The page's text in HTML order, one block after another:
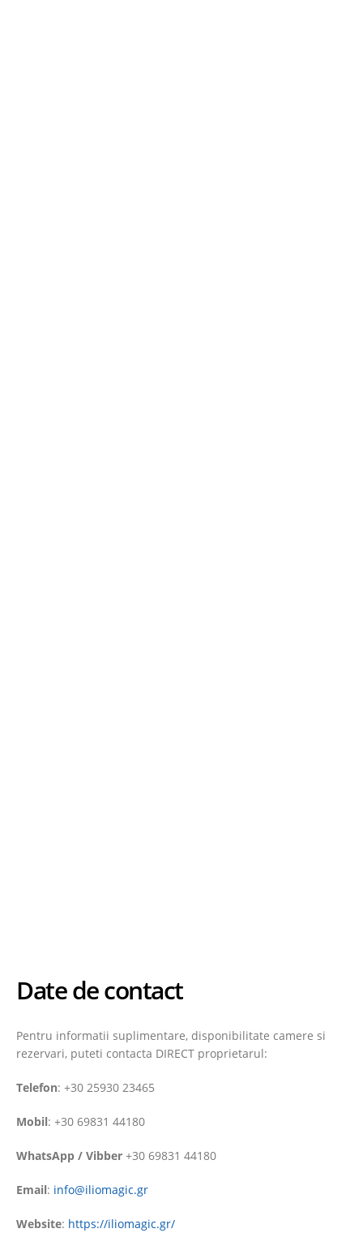
Date de contact
Pentru informatii suplimentare, disponibilitate camere si
rezervari, puteti contacta DIRECT proprietarul:
Telefon: +30 25930 23465
Mobil: +30 69831 44180
WhatsApp / Vibber +30 69831 44180
Email: info@iliomagic.gr
Website: https://iliomagic.gr/